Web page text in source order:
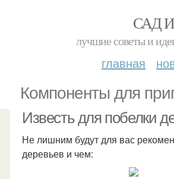
САД
лучшие советы и
главная
Компоненты для
Известь для побелки
Не лишним будут для вас
деревьев и чем: